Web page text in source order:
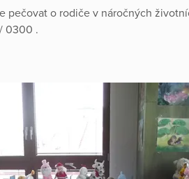
pečovat o rodiče v náročných
0300 .